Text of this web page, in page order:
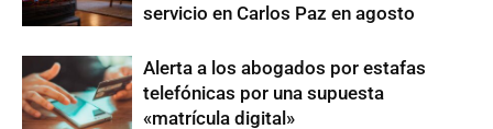
servicio en Carlos Paz en agosto
Alerta a los abogados por estafas
telefónicas por una supuesta
«matrícula digital»